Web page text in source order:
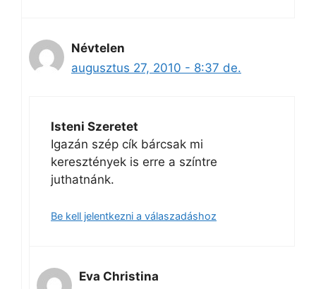
Névtelen
augusztus 27, 2010 - 8:37 de.
Isteni Szeretet
Igazán szép cík bárcsak mi
keresztények is erre a színtre
juthatnánk.
Be kell jelentkezni a válaszadáshoz
Eva Christina